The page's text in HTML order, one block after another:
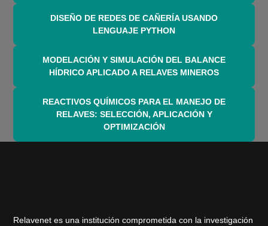
DISEÑO DE REDES DE CAÑERÍA USANDO
LENGUAJE PYTHON
MODELACIÓN Y SIMULACIÓN DEL BALANCE
HÍDRICO APLICADO A RELAVES MINEROS
REACTIVOS QUÍMICOS PARA EL MANEJO DE
RELAVES: SELECCIÓN, APLICACIÓN Y
OPTIMIZACIÓN
Relavenet es una institución comprometida con la investigación